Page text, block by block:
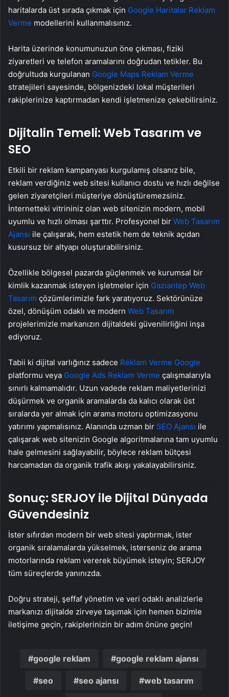
haritalarda üst sırada çıkmak için Google Haritalar Reklam
Verme modellerini kullanmalısınız.
Harita üzerinde konumunuzun öne çıkması, fiziki
ziyaretleri ve telefon aramalarını doğrudan tetikler. Bu
doğrultuda kurgulanan Google Maps Reklam Verme
stratejileri sayesinde, bölgenizdeki lokal müşterileri
rakiplerinize kaptırmadan kendi işletmenize çekebilirsiniz.
Dijitalin Temeli: Web Tasarım ve
SEO
Etkili bir reklam kampanyası kurgulamış olsanız bile,
reklam verdiğiniz web sitesi kullanıcı dostu ve hızlı değilse
gelen ziyaretçileri müşteriye dönüştüremezsiniz.
İnternetteki vitrininiz olan web sitenizin modern, mobil
uyumlu ve hızlı olması şarttır. Profesyonel bir Web Tasarım
Ajansı ile çalışarak, hem estetik hem de teknik açıdan
kusursuz bir altyapı oluşturabilirsiniz.
Özellikle bölgesel pazarda güçlenmek ve kurumsal bir
kimlik kazanmak isteyen işletmeler için Gaziantep Web
Tasarım çözümlerimizle fark yaratıyoruz. Sektörünüze
özel, dönüşüm odaklı ve modern Web Tasarım
projelerimizle markanızın dijitaldeki güvenilirliğini inşa
ediyoruz.
Tabii ki dijital varlığınız sadece Reklam Verme Google
platformu veya Google Ads Reklam Verme çalışmalarıyla
sınırlı kalmamalıdır. Uzun vadede reklam maliyetlerinizi
düşürmek ve organik aramalarda da kalıcı olarak üst
sıralarda yer almak için arama motoru optimizasyonu
yatırımı yapmalısınız. Alanında uzman bir SEO Ajansı ile
çalışarak web sitenizin Google algoritmalarına tam uyumlu
hale gelmesini sağlayabilir, böylece reklam bütçesi
harcamadan da organik trafik akışı yakalayabilirsiniz.
Sonuç: SERJOY ile Dijital Dünyada
Güvendesiniz
İster sıfırdan modern bir web sitesi yaptırmak, ister
organik sıralamalarda yükselmek, isterseniz de arama
motorlarında reklam vererek büyümek isteyin; SERJOY
tüm süreçlerde yanınızda.
Doğru strateji, şeffaf yönetim ve veri odaklı analizlerle
markanızı dijitalde zirveye taşımak için hemen bizimle
iletişime geçin, rakiplerinizin bir adım önüne geçin!
google reklam google reklam ajansı
seo seo ajansı web tasarım